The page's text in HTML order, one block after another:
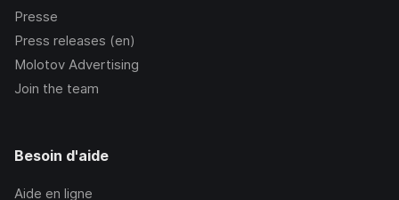
Presse
Press releases (en)
Molotov Advertising
Join the team
Besoin d'aide
Aide en ligne